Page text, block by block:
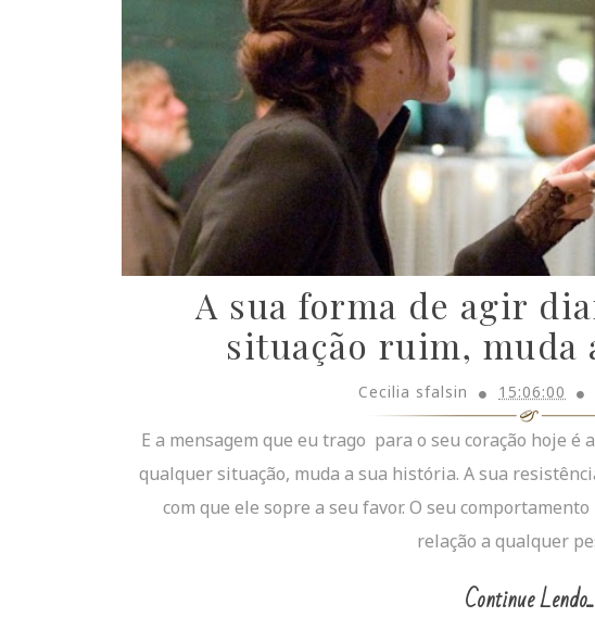
A sua forma de agir
situação ruim, muda
Cecilia sfalsin 15:06:00
E a mensagem que eu trago para o seu coração hoje é
qualquer situação, muda a sua história. A sua
com que ele sopre a seu favor. O seu
relação a qualquer
Continue Lendo...